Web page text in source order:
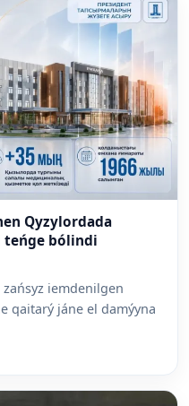
Qyzylordada
teńge bólindi
iemdenilgen
qaitarý jáne el damýyna